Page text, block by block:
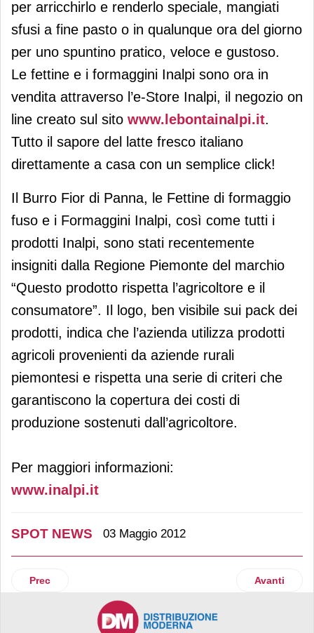
per arricchirlo e renderlo speciale, mangiati
sfusi a fine pasto o in qualunque ora del giorno
per uno spuntino pratico, veloce e gustoso.
Le fettine e i formaggini Inalpi sono ora in
vendita attraverso l’e-Store Inalpi, il negozio on
line creato sul sito www.lebontainalpi.it.
Tutto il sapore del latte fresco italiano
direttamente a casa con un semplice click!
Il Burro Fior di Panna, le Fettine di formaggio
fuso e i Formaggini Inalpi, così come tutti i
prodotti Inalpi, sono stati recentemente
insigniti dalla Regione Piemonte del marchio
“Questo prodotto rispetta l’agricoltore e il
consumatore”. Il logo, ben visibile sui pack dei
prodotti, indica che l’azienda utilizza prodotti
agricoli provenienti da aziende rurali
piemontesi e rispetta una serie di criteri che
garantiscono la copertura dei costi di
produzione sostenuti dall’agricoltore.
Per maggiori informazioni:
www.inalpi.it
SPOT NEWS 03 Maggio 2012
Articolo precedente: Green Days in arrivo da dixe
Prec Articolo
Avanti